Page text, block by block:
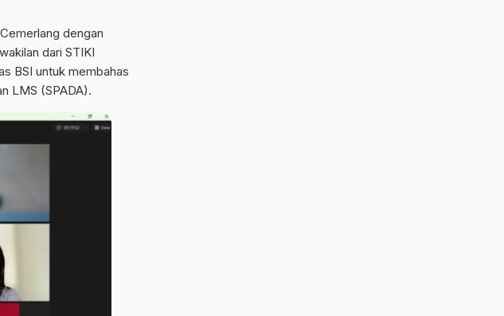
dengan
dari STIKI
BSI untuk membahas
LMS (SPADA).